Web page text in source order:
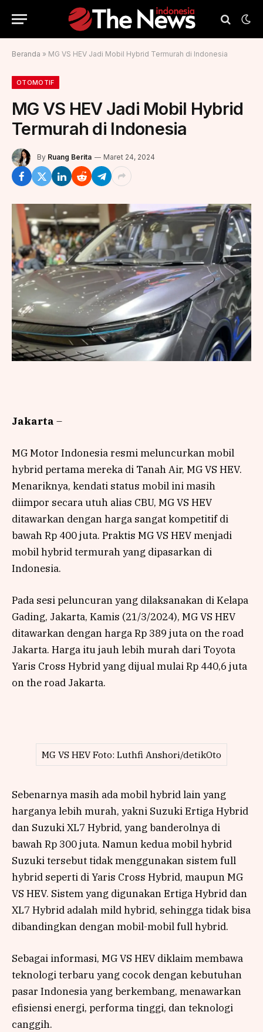
Beranda » MG VS HEV Jadi Mobil Hybrid Termurah di Indonesia
OTOMOTIF
MG VS HEV Jadi Mobil Hybrid
Termurah di Indonesia
By Ruang Berita Maret 24, 2024
Jakarta –
MG Motor Indonesia resmi meluncurkan mobil
hybrid pertama mereka di Tanah Air, MG VS HEV.
Menariknya, kendati status mobil ini masih
diimpor secara utuh alias CBU, MG VS HEV
ditawarkan dengan harga sangat kompetitif di
bawah Rp 400 juta. Praktis MG VS HEV menjadi
mobil hybrid termurah yang dipasarkan di
Indonesia.
Pada sesi peluncuran yang dilaksanakan di Kelapa
Gading, Jakarta, Kamis (21/3/2024), MG VS HEV
ditawarkan dengan harga Rp 389 juta on the road
Jakarta. Harga itu jauh lebih murah dari Toyota
Yaris Cross Hybrid yang dijual mulai Rp 440,6 juta
on the road Jakarta.
MG VS HEV Foto: Luthfi Anshori/detikOto
Sebenarnya masih ada mobil hybrid lain yang
harganya lebih murah, yakni Suzuki Ertiga Hybrid
dan Suzuki XL7 Hybrid, yang banderolnya di
bawah Rp 300 juta. Namun kedua mobil hybrid
Suzuki tersebut tidak menggunakan sistem full
hybrid seperti di Yaris Cross Hybrid, maupun MG
VS HEV. Sistem yang digunakan Ertiga Hybrid dan
XL7 Hybrid adalah mild hybrid, sehingga tidak bisa
dibandingkan dengan mobil-mobil full hybrid.
Sebagai informasi, MG VS HEV diklaim membawa
teknologi terbaru yang cocok dengan kebutuhan
pasar Indonesia yang berkembang, menawarkan
efisiensi energi, performa tinggi, dan teknologi
canggih.